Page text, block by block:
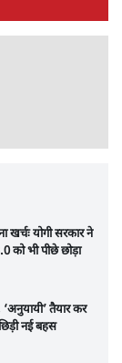
खर्चः योगी सरकार ने
को भी पीछे छोड़ा
‘अनुयायी’ तैयार कर
नई बहस